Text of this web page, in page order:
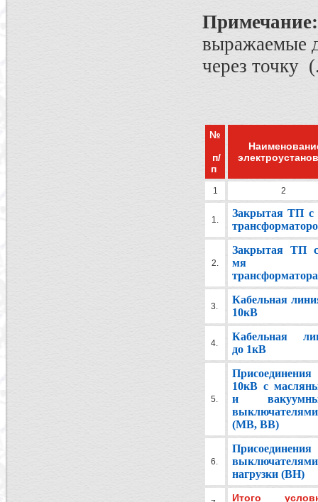
Примечание:
выражаемые
через точку
№
п/
п
1 2
1.
Закрытая ТП с
2.
Закрытая ТП
мя
3.
Кабельная
10кВ
4.
Кабельная
до 1кВ
5.
10кВ с
и
выключателями
(МВ, ВВ)
6.
выключателями
нагрузки (ВН)
Итого